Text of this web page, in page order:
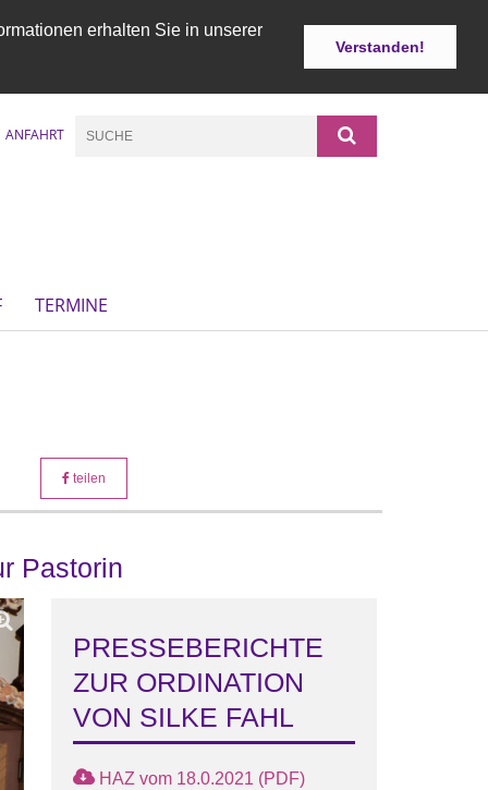
erhalten Sie in unserer
Verstanden!
ANFAHRT
TERMINE
teilen
Pastorin
PRESSEBERICHTE
ZUR ORDINATION
VON SILKE FAHL
HAZ vom 18.0.2021 (PDF)